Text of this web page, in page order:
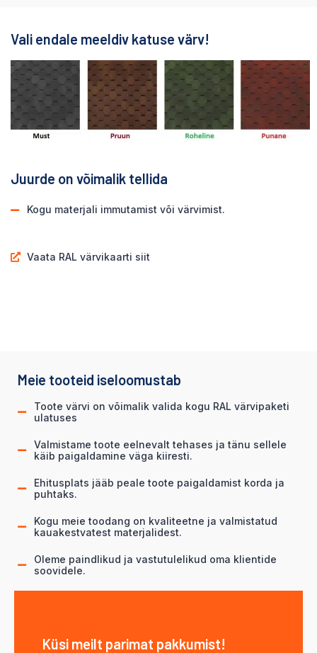
Vali endale meeldiv katuse värv!
Juurde on võimalik tellida
Kogu materjali immutamist või värvimist.
Vaata RAL värvikaarti siit
Meie tooteid iseloomustab
Toote värvi on võimalik valida kogu RAL värvipaketi
ulatuses
Valmistame toote eelnevalt tehases ja tänu sellele
käib paigaldamine väga kiiresti.
Ehitusplats jääb peale toote paigaldamist korda ja
puhtaks.
Kogu meie toodang on kvaliteetne ja valmistatud
kauakestvatest materjalidest.
Oleme paindlikud ja vastutulelikud oma klientide
soovidele.
Küsi meilt parimat pakkumist!